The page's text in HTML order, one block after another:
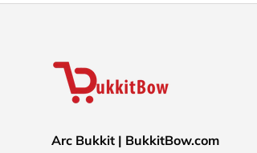
Arc Bukkit | BukkitBow.com